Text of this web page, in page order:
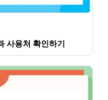
사용처 확인하기